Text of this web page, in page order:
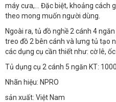
máy cưa,… Đặc biệt, khoảng cách
theo mong muốn người dùng.
Ngoài ra, tủ đồ nghề 2 cánh 4
treo đồ 2 bên cánh và lưng tủ tạo
các dụng cụ cần thiết như: cờ lê, ốc
Tủ dụng cụ 2 cánh 5 ngăn KT:
Nhãn hiệu: NPRO
sản xuất: Việt Nam